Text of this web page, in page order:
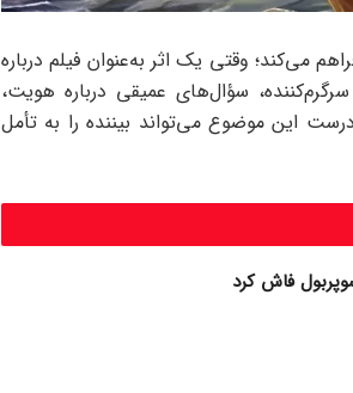
می‌کند؛ وقتی یک اثر به‌عنوان فیلم درباره
سؤال‌های عمیقی درباره هویت،
این موضوع می‌تواند بیننده را به تأمل